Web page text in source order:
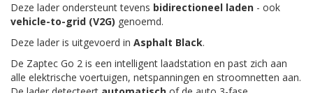
Deze lader ondersteunt tevens bidirectioneel laden - ook
vehicle-to-grid (V2G) genoemd.
Deze lader is uitgevoerd in Asphalt Black.
De Zaptec Go 2 is een intelligent laadstation en past zich aan
alle elektrische voertuigen, netspanningen en stroomnetten aan.